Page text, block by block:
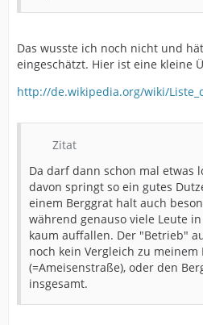
Das wusste ich noch nicht und
eingeschätzt. Hier ist eine kleine
http://de.wikipedia.org/wiki/
Zitat
Da darf dann schon mal etwas
davon springt so ein gutes
einem Berggrat halt auch
während genauso viele Leute
kaum auffallen. Der "Betrieb"
noch kein Vergleich zu meinem
(=Ameisenstraße), oder den
insgesamt.